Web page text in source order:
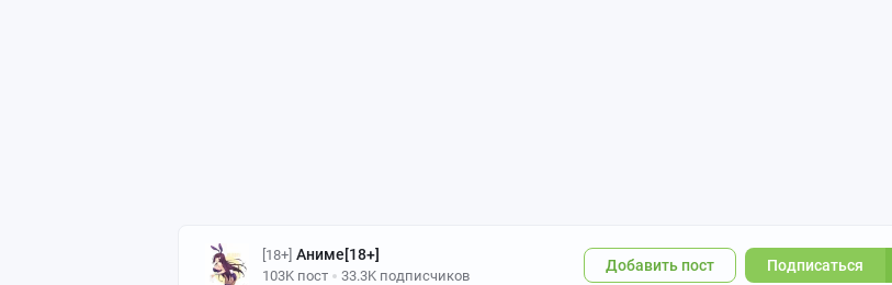
[18+] Аниме[18+]
103K пост 33.3K подписчиков
Подписаться
Добавить пост